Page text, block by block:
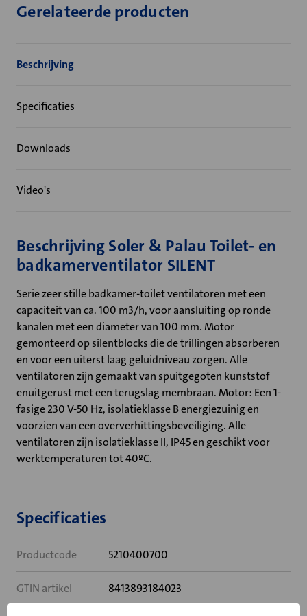
Gerelateerde producten
Beschrijving
Specificaties
Downloads
Video's
Beschrijving Soler & Palau Toilet- en
badkamerventilator SILENT
Serie zeer stille badkamer-toilet ventilatoren met een
capaciteit van ca. 100 m3/h, voor aansluiting op ronde
kanalen met een diameter van 100 mm. Motor
gemonteerd op silentblocks die de trillingen absorberen
en voor een uiterst laag geluidniveau zorgen. Alle
ventilatoren zijn gemaakt van spuitgegoten kunststof
enuitgerust met een terugslag membraan. Motor: Een 1-
fasige 230 V-50 Hz, isolatieklasse B energiezuinig en
voorzien van een oververhittingsbeveiliging. Alle
ventilatoren zijn isolatieklasse II, IP45 en geschikt voor
werktemperaturen tot 40ºC.
Specificaties
Productcode 5210400700
GTIN artikel 8413893184023